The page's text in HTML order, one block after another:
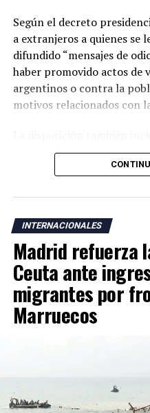
Según el decreto
a extranjeros a quienes se
difundido “mensajes de
haber promovido actos de
argentinos o contra la
motivos relacionados con
actos de “ultraje” a
incentiven la realización
Argentina mantiene una
Constitución garantiza a
además del acceso a
vivienda bajo
La medida fue anunciada
Javier Milei denunciara la
“campaña antiargentina”,
como al Partido
INTERNACIONALES
Madrid refuerza
Ceuta ante
migrantes por
Marruecos